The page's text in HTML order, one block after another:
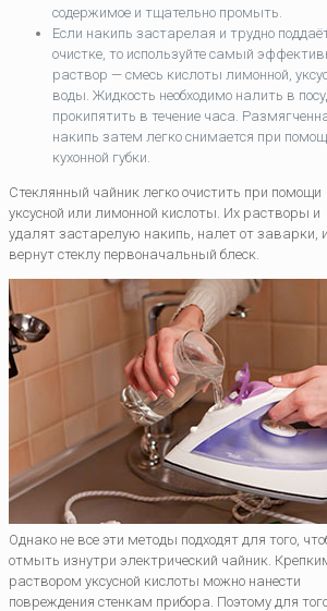
содержимое и тщательно промыть.
Если накипь застарелая и трудно
очистке, то используйте самый
раствор — смесь кислоты лимонной,
воды. Жидкость необходимо налить в
прокипятить в течение часа.
накипь затем легко снимается при
кухонной губки.
Стеклянный чайник легко очистить при помощи
уксусной или лимонной кислоты. Их растворы и
удалят застарелую накипь, налет от заварки, и
вернут стеклу первоначальный блеск.
Однако не все эти методы подходят для того,
отмыть изнутри электрический чайник.
раствором уксусной кислоты можно нанести
повреждения стенкам прибора. Поэтому для